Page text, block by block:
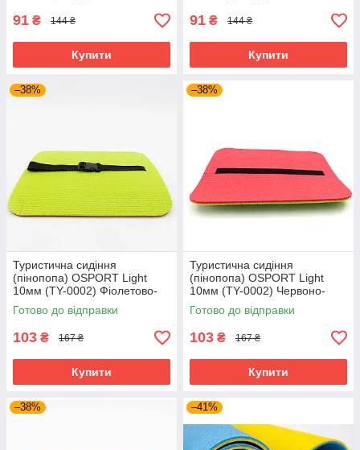
91 ₴ 144 ₴
Купити
91 ₴ 144 ₴
Купити
–38%
Туристична сидіння
(пінопопа) OSPORT Light
10мм (TY-0002) Фіолетово-
салатовий
Готово до відправки
103 ₴ 167 ₴
Купити
–38%
Туристична сидіння
(пінопопа) OSPORT Light
10мм (TY-0002) Червоно-
зелений
Готово до відправки
103 ₴ 167 ₴
Купити
–38% –41%